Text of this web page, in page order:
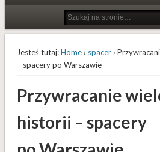
Jesteś tutaj:Home› spacer›
– spacery po Warszawie
Przywracanie
historii – spacery